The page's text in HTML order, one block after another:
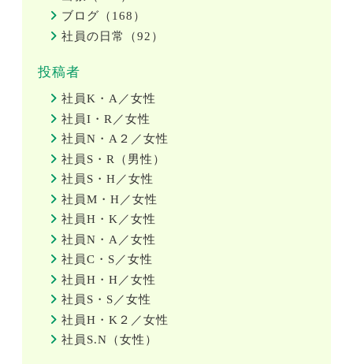
ブログ（168）
社員の日常（92）
投稿者
社員K・A／女性
社員I・R／女性
社員N・A２／女性
社員S・R（男性）
社員S・H／女性
社員M・H／女性
社員H・K／女性
社員N・A／女性
社員C・S／女性
社員H・H／女性
社員S・S／女性
社員H・K２／女性
社員S.N（女性）